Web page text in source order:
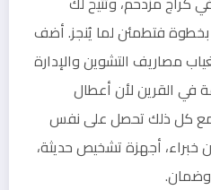
فتطمئن لما يُنجز. أضف
مصاريف التشوين والإدارة
في القرين لأن أعطال
ومع كل ذلك تحصل على نفس
أجهزة تشخيص حديثة،